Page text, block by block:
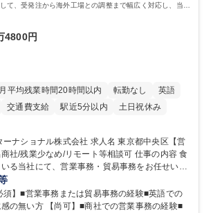
て、受発注から海外工場との調整まで幅広く対応し、当社
す。
4800円
月平均残業時間20時間以内 転勤なし
英語
交通費支給 駅近5分以内 土日祝休み
式会社 求人名 東京都中央区【営
業少なめ/リモート等相談可 仕事の内容 食
る当社にて、営業事務・貿易事務をお任せいた
トポジションとして、受発注から海外工場との
事業の根幹を支えていただきます。 ■受発注
場とのスケジュール調整 ■在庫管理 ■輸入書類
須】■営業事務または貿易事務の経験■英語での
の無い方 【尚可】■商社での営業事務の経験■